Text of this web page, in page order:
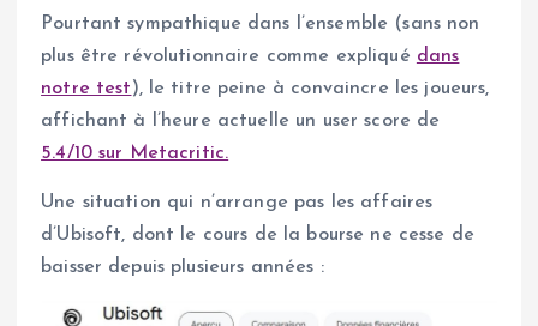
Pourtant sympathique dans l’ensemble (sans non
plus être révolutionnaire comme expliqué dans
notre test ), le titre peine à convaincre les joueurs,
affichant à l’heure actuelle un user score de
5.4/10 sur Metacritic.
Une situation qui n’arrange pas les affaires
d’Ubisoft, dont le cours de la bourse ne cesse de
baisser depuis plusieurs années :